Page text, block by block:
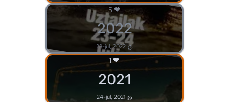
5
2022
23-jul, 2022
1
2021
24-jul, 2021